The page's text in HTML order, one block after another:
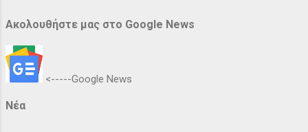
Ακολουθήστε μας στο Google News
<-----Google News
Νέα